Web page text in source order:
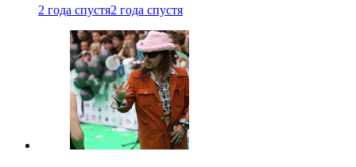
2 года спустя2 года спустя